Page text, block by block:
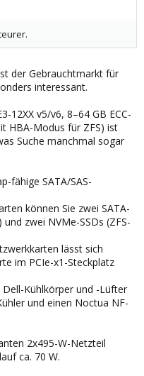
der Gebrauchtmarkt für
interessant.
12XX v5/v6, 8–64 GB ECC-
HBA-Modus für ZFS) ist
Suche manchmal sogar
fähige SATA/SAS-
können Sie zwei SATA-
zwei NVMe-SSDs (ZFS-
lässt sich
im PCIe-x1-Steckplatz
Kühlkörper und -Lüfter
und einen Noctua NF-
2x495-W-Netzteil
ca. 70 W.